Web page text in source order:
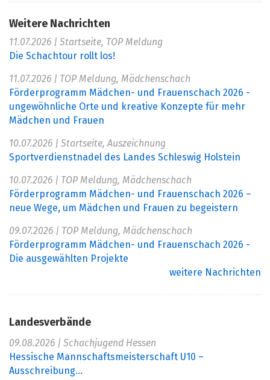
Weitere Nachrichten
11.07.2026 | Startseite, TOP Meldung
Die Schachtour rollt los!
11.07.2026 | TOP Meldung, Mädchenschach
Förderprogramm Mädchen- und Frauenschach 2026 -
ungewöhnliche Orte und kreative Konzepte für mehr
Mädchen und Frauen
10.07.2026 | Startseite, Auszeichnung
Sportverdienstnadel des Landes Schleswig Holstein
10.07.2026 | TOP Meldung, Mädchenschach
Förderprogramm Mädchen- und Frauenschach 2026 –
neue Wege, um Mädchen und Frauen zu begeistern
09.07.2026 | TOP Meldung, Mädchenschach
Förderprogramm Mädchen- und Frauenschach 2026 -
Die ausgewählten Projekte
weitere Nachrichten
Landesverbände
09.08.2026 | Schachjugend Hessen
Hessische Mannschaftsmeisterschaft U10 –
Ausschreibung...